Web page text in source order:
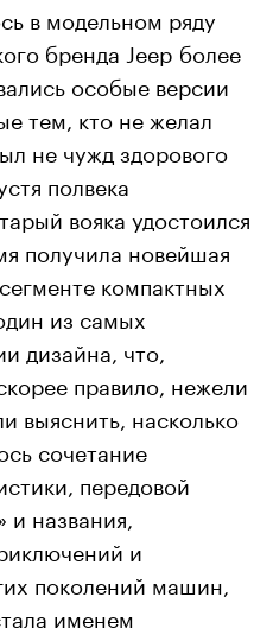
в модельном ряду
бренда Jeep более
особые версии
тем, кто не желал
не чужд здорового
полвека
вояка удостоился
получила новейшая
компактных
из самых
дизайна, что,
правило, нежели
выяснить, насколько
сочетание
передовой
названия,
и
поколений машин,
именем